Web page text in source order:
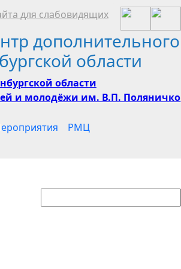
для слабовидящих
дополнительного
области
области
и молодёжи им. В.П. Поляничко
РМЦ